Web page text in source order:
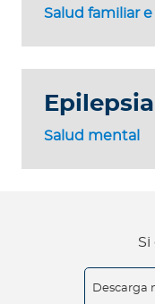
Salud familiar
Salud mental
Epilepsia
Si
Descarga